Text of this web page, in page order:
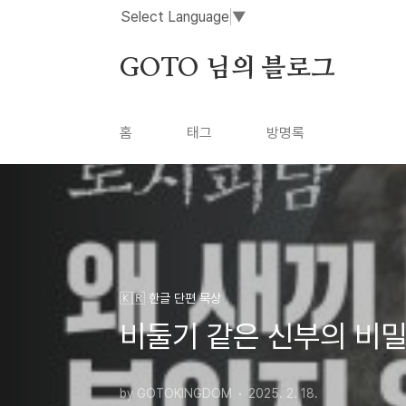
Select Language ▼
GOTO 님의 블로그
홈 태그 방명록
🇰🇷 한글 단편 묵상
비둘기 같은 신부의 비밀
by GOTOKINGDOM 2025. 2. 18.